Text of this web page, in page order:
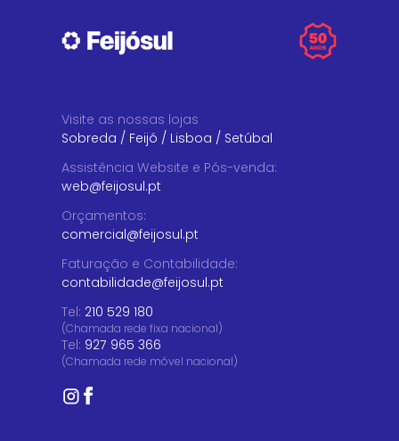
Visite as nossas lojas
Sobreda / Feijó / Lisboa / Setúbal
Assistência Website e Pós-venda:
web@feijosul.pt
Orçamentos:
comercial@feijosul.pt
Faturação e Contabilidade:
contabilidade@feijosul.pt
Tel: 210 529 180
(Chamada rede fixa nacional)
Tel: 927 965 366
(Chamada rede móvel nacional)